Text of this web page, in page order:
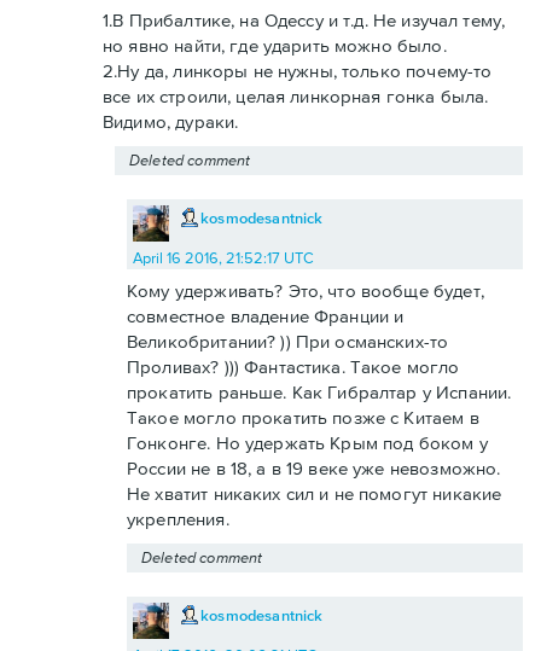
1.В Прибалтике, на Одессу и т.д. Не изучал тему,
но явно найти, где ударить можно было.
2.Ну да, линкоры не нужны, только почему-то
все их строили, целая линкорная гонка была.
Видимо, дураки.
Deleted comment
kosmodesantnick
April 16 2016, 21:52:17 UTC
Кому удерживать? Это, что вообще будет,
совместное владение Франции и
Великобритании? )) При османских-то
Проливах? ))) Фантастика. Такое могло
прокатить раньше. Как Гибралтар у Испании.
Такое могло прокатить позже с Китаем в
Гонконге. Но удержать Крым под боком у
России не в 18, а в 19 веке уже невозможно.
Не хватит никаких сил и не помогут никакие
укрепления.
Deleted comment
kosmodesantnick